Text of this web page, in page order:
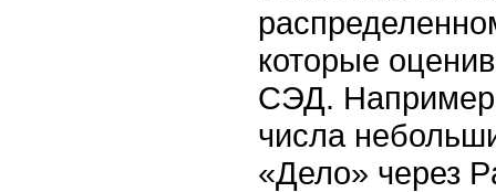
которые
СЭД.
числа
«Дело» через